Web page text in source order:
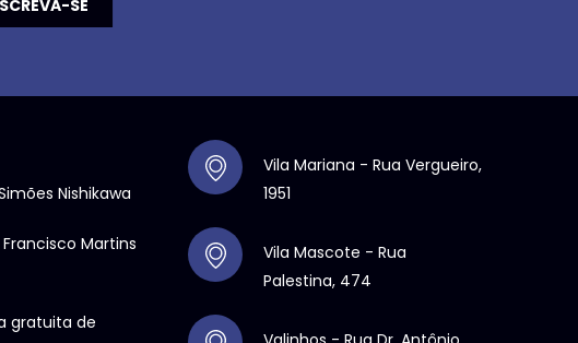
Nishikawa
Martins
gratuita de
Vila Mariana - Rua Vergueiro,
1951
Vila Mascote - Rua
Palestina, 474